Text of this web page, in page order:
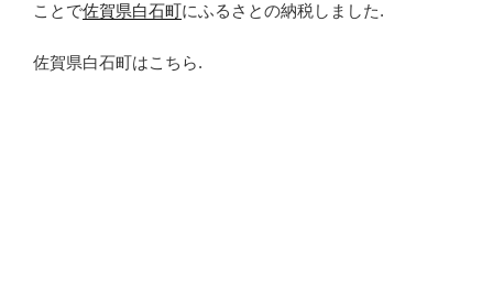
ことで佐賀県白石町にふるさとの納税しました.
佐賀県白石町はこちら.